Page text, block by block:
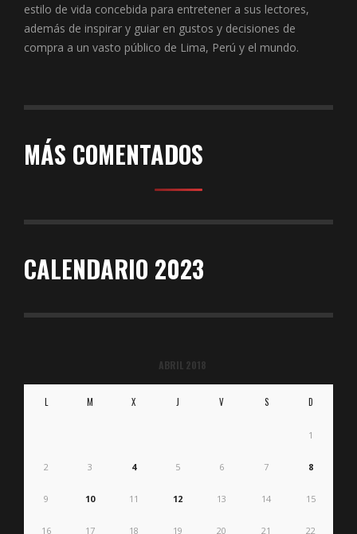
estilo de vida concebida para entretener a sus lectores,
además de inspirar y guiar en gustos y decisiones de
compra a un vasto público de Lima, Perú y el mundo.
MÁS COMENTADOS
CALENDARIO 2023
ABRIL 2018
L M X J V S D
1
2 3 4 5 6 7 8
9 10 11 12 13 14 15
16 17 18 19 20 21 22